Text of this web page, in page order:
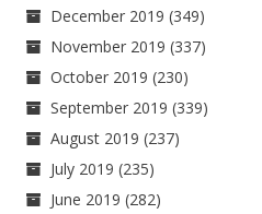
December 2019 (349)
November 2019 (337)
October 2019 (230)
September 2019 (339)
August 2019 (237)
July 2019 (235)
June 2019 (282)